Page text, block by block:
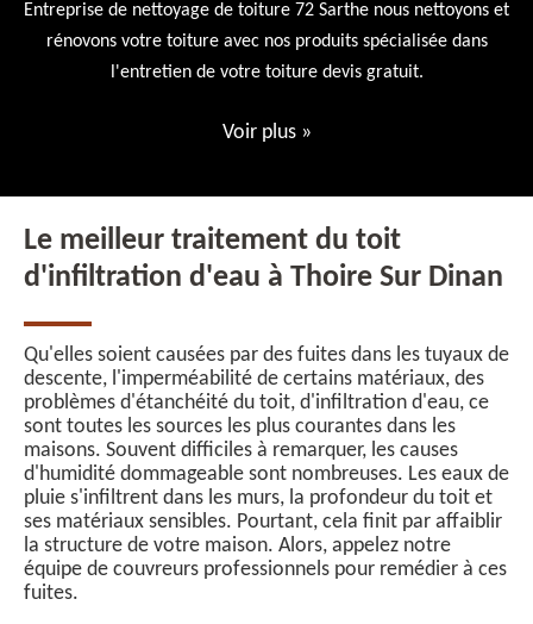
Entreprise de nettoyage de toiture 72 Sarthe nous nettoyons et
rénovons votre toiture avec nos produits spécialisée dans
l'entretien de votre toiture devis gratuit.
Voir plus »
Le meilleur traitement du toit
d'infiltration d'eau à Thoire Sur Dinan
Qu'elles soient causées par des fuites dans les tuyaux de
descente, l'imperméabilité de certains matériaux, des
problèmes d'étanchéité du toit, d'infiltration d'eau, ce
sont toutes les sources les plus courantes dans les
maisons. Souvent difficiles à remarquer, les causes
d'humidité dommageable sont nombreuses. Les eaux de
pluie s'infiltrent dans les murs, la profondeur du toit et
ses matériaux sensibles. Pourtant, cela finit par affaiblir
la structure de votre maison. Alors, appelez notre
équipe de couvreurs professionnels pour remédier à ces
fuites.